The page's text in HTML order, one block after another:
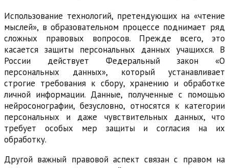
Использование технологий, претендующих на «чтение
мыслей», в образовательном процессе поднимает ряд
сложных правовых вопросов. Прежде всего, это
касается защиты персональных данных учащихся. В
России действует Федеральный закон «О
персональных данных», который устанавливает
строгие требования к сбору, хранению и обработке
личной информации. Данные, полученные с помощью
нейросонографии, безусловно, относятся к категории
персональных и даже чувствительных данных, что
требует особых мер защиты и согласия на их
обработку.
Другой важный правовой аспект связан с правом на